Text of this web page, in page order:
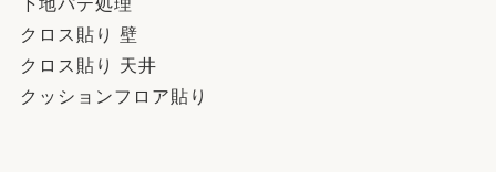
下地パテ処理
クロス貼り 壁
クロス貼り 天井
クッションフロア貼り